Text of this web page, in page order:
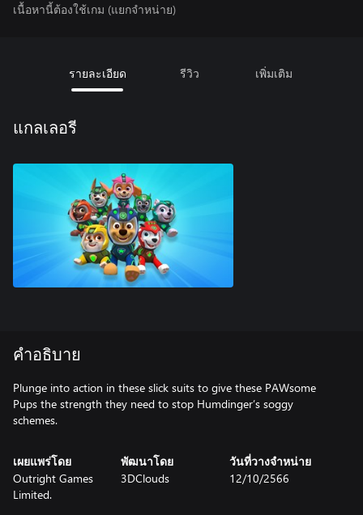
เนื้อหานี้ต้องใช้เกม (แยกจำหน่าย)
รายละเอียด รีวิว เพิ่มเติม
แกลเลอรี
คำอธิบาย
Plunge into action in these slick suits to give these PAWsome
Pups the strength they need to stop Humdinger’s soggy
schemes.
เผยแพร่โดย
Outright Games
Limited.
พัฒนาโดย
3DClouds
วันที่วางจำหน่าย
12/10/2566